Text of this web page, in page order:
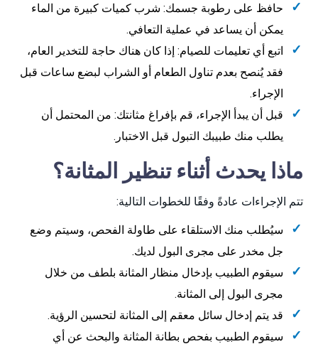
حافظ على رطوبة جسمك: شرب كميات كبيرة من الماء
يمكن أن يساعد في عملية التعافي.
اتبع أي تعليمات للصيام: إذا كان هناك حاجة للتخدير العام،
فقد يُنصح بعدم تناول الطعام أو الشراب لبضع ساعات قبل
الإجراء.
قبل أن يبدأ الإجراء، قم بإفراغ مثانتك: من المحتمل أن
يطلب منك طبيبك التبول قبل الاختبار.
ماذا يحدث أثناء تنظير المثانة؟
تتم الإجراءات عادةً وفقًا للخطوات التالية:
سيُطلب منك الاستلقاء على طاولة الفحص، وسيتم وضع
جل مخدر على مجرى البول لديك.
سيقوم الطبيب بإدخال منظار المثانة بلطف من خلال
مجرى البول إلى المثانة.
قد يتم إدخال سائل معقم إلى المثانة لتحسين الرؤية.
سيقوم الطبيب بفحص بطانة المثانة والبحث عن أي